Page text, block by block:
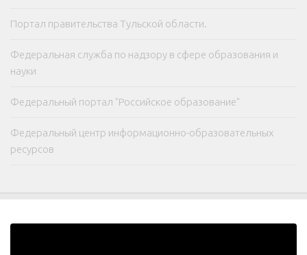
Портал правительства Тульской области.
Федеральная служба по надзору в сфере образования и
науки
Федеральный портал "Российское образование"
Федеральный центр информационно-образовательных
ресурсов